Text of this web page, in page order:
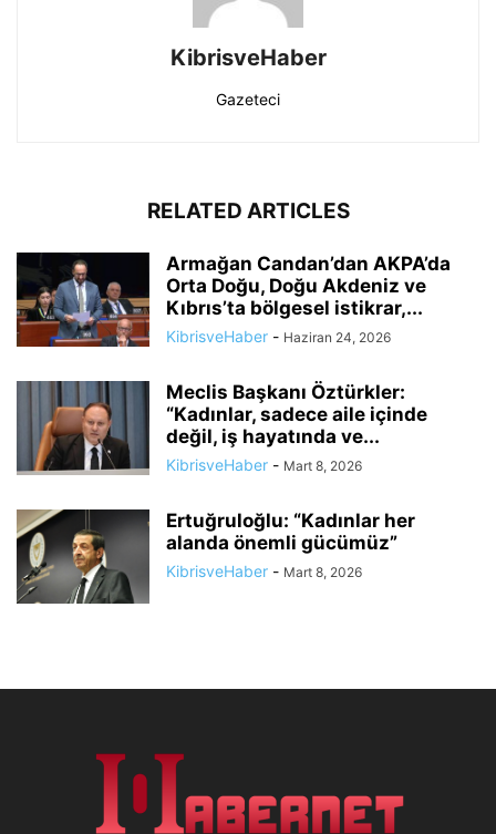
KibrisveHaber
Gazeteci
RELATED ARTICLES
Armağan Candan’dan AKPA’da
Orta Doğu, Doğu Akdeniz ve
Kıbrıs’ta bölgesel istikrar,...
KibrisveHaber - Haziran 24, 2026
Meclis Başkanı Öztürkler:
“Kadınlar, sadece aile içinde
değil, iş hayatında ve...
KibrisveHaber - Mart 8, 2026
Ertuğruloğlu: “Kadınlar her
alanda önemli gücümüz”
KibrisveHaber - Mart 8, 2026